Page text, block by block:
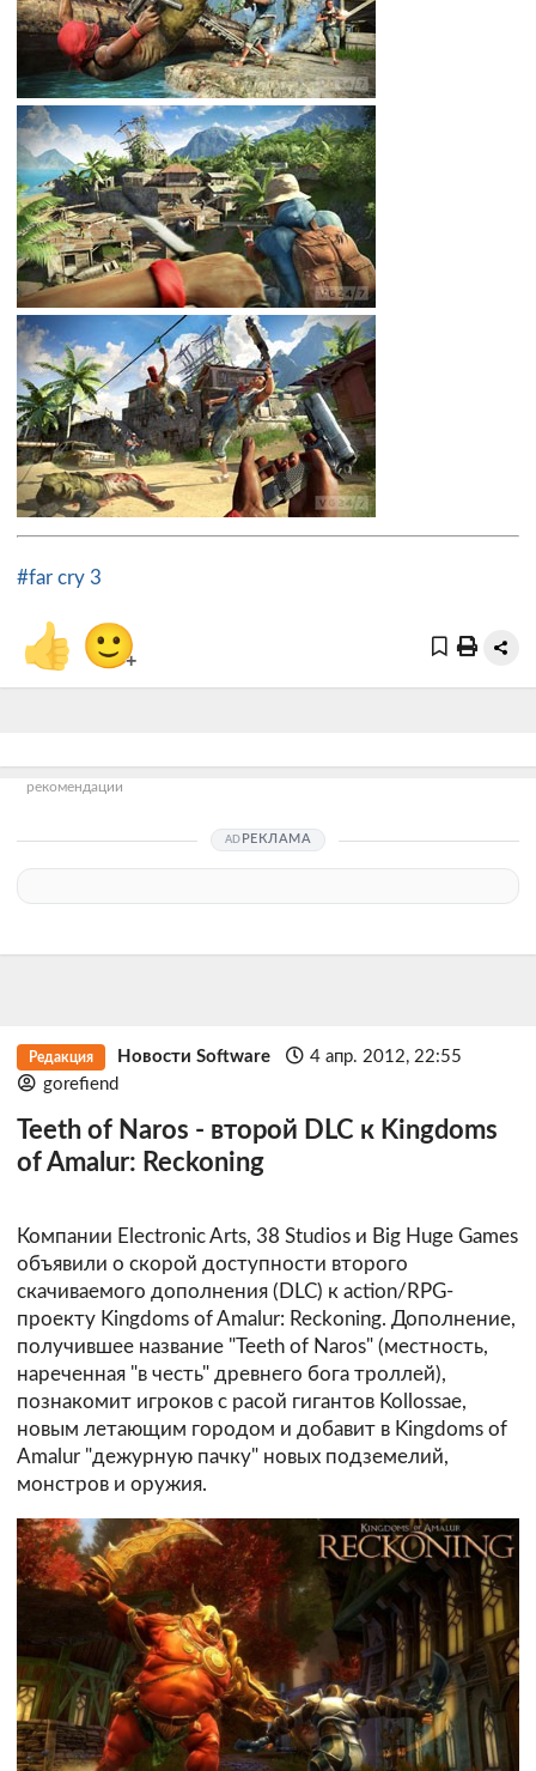
#far cry 3
👍 🙂+
рекомендации
РЕКЛАМА
Редакция Новости Software
4 апр. 2012, 22:55
gorefiend
Teeth of Naros - второй DLC к Kingdoms
of Amalur: Reckoning
Компании Electronic Arts, 38 Studios и Big Huge Games
объявили о скорой доступности второго
скачиваемого дополнения (DLC) к action/RPG-
проекту Kingdoms of Amalur: Reckoning. Дополнение,
получившее название "Teeth of Naros" (местность,
нареченная "в честь" древнего бога троллей),
познакомит игроков с расой гигантов Kollossae,
новым летающим городом и добавит в Kingdoms of
Amalur "дежурную пачку" новых подземелий,
монстров и оружия.